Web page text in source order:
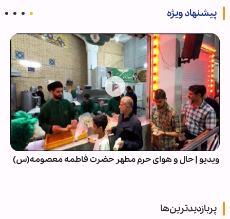
پیشنهاد ویژه
ویدیو | حال و هوای حرم مطهر حضرت فاطمه معصومه(س)
پربازدیدترین‌ها